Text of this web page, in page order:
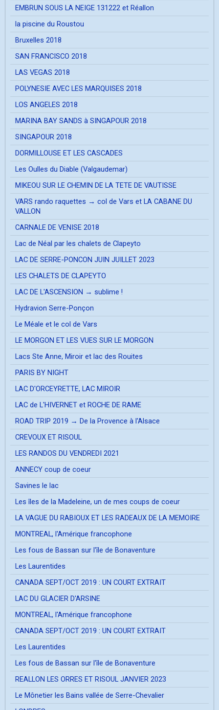
EMBRUN SOUS LA NEIGE 131222 et Réallon
la piscine du Roustou
Bruxelles 2018
SAN FRANCISCO 2018
LAS VEGAS 2018
POLYNESIE AVEC LES MARQUISES 2018
LOS ANGELES 2018
MARINA BAY SANDS à SINGAPOUR 2018
SINGAPOUR 2018
DORMILLOUSE ET LES CASCADES
Les Oulles du Diable (Valgaudemar)
MIKEOU SUR LE CHEMIN DE LA TETE DE VAUTISSE
VARS rando raquettes → col de Vars et LA CABANE DU
VALLON
CARNALE DE VENISE 2018
Lac de Néal par les chalets de Clapeyto
LAC DE SERRE-PONCON JUIN JUILLET 2023
LES CHALETS DE CLAPEYTO
LAC DE L'ASCENSION → sublime !
Hydravion Serre-Ponçon
Le Méale et le col de Vars
LE MORGON ET LES VUES SUR LE MORGON
Lacs Ste Anne, Miroir et lac des Rouites
PARIS BY NIGHT
LAC D'ORCEYRETTE, LAC MIROIR
LAC de L'HIVERNET et ROCHE DE RAME
ROAD TRIP 2019 → De la Provence à l'Alsace
CREVOUX ET RISOUL
LES RANDOS DU VENDREDI 2021
ANNECY coup de coeur
Savines le lac
Les îles de la Madeleine, un de mes coups de coeur
LA VAGUE DU RABIOUX ET LES RADEAUX DE LA MEMOIRE
MONTREAL, l'Amérique francophone
Les fous de Bassan sur l'île de Bonaventure
Les Laurentides
CANADA SEPT/OCT 2019 : UN COURT EXTRAIT
LAC DU GLACIER D'ARSINE
MONTREAL, l'Amérique francophone
CANADA SEPT/OCT 2019 : UN COURT EXTRAIT
Les Laurentides
Les fous de Bassan sur l'île de Bonaventure
REALLON LES ORRES ET RISOUL JANVIER 2023
Le Mônetier les Bains vallée de Serre-Chevalier